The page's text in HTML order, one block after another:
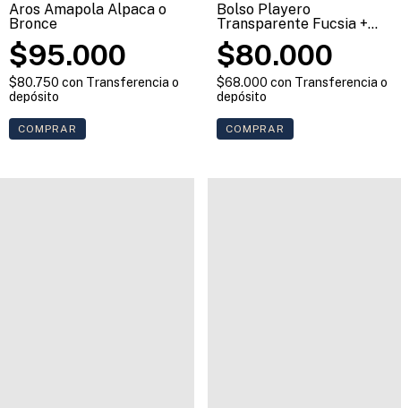
Aros Amapola Alpaca o
Bronce
$95.000
$80.750 con Transferencia o
depósito
COMPRAR
Bolso Playero
Transparente Fucsia +
Pañuelo 45x45 cm
$80.000
$68.000 con Transferencia o
depósito